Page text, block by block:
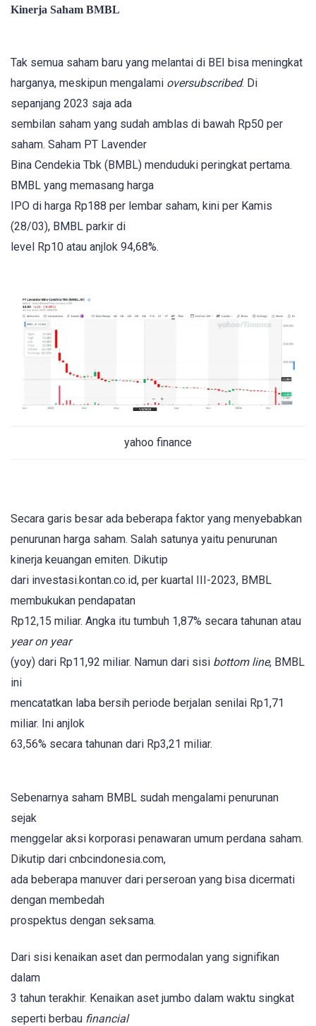
Kinerja Saham BMBL
Tak semua saham baru yang melantai di BEI bisa meningkat
harganya, meskipun mengalami oversubscribed. Di
sepanjang 2023 saja ada
sembilan saham yang sudah amblas di bawah Rp50 per
saham. Saham PT Lavender
Bina Cendekia Tbk (BMBL) menduduki peringkat pertama.
BMBL yang memasang harga
IPO di harga Rp188 per lembar saham, kini per Kamis
(28/03), BMBL parkir di
level Rp10 atau anjlok 94,68%.
yahoo finance
Secara garis besar ada beberapa faktor yang menyebabkan
penurunan harga saham. Salah satunya yaitu penurunan
kinerja keuangan emiten. Dikutip
dari investasi.kontan.co.id, per kuartal III-2023, BMBL
membukukan pendapatan
Rp12,15 miliar. Angka itu tumbuh 1,87% secara tahunan atau
year on year
(yoy) dari Rp11,92 miliar. Namun dari sisi bottom line, BMBL
ini
mencatatkan laba bersih periode berjalan senilai Rp1,71
miliar. Ini anjlok
63,56% secara tahunan dari Rp3,21 miliar.
Sebenarnya saham BMBL sudah mengalami penurunan
sejak
menggelar aksi korporasi penawaran umum perdana saham.
Dikutip dari cnbcindonesia.com,
ada beberapa manuver dari perseroan yang bisa dicermati
dengan membedah
prospektus dengan seksama.
Dari sisi kenaikan aset dan permodalan yang signifikan
dalam
3 tahun terakhir. Kenaikan aset jumbo dalam waktu singkat
seperti berbau financial